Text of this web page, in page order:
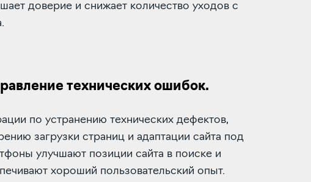
доверие и снижает количество уходов с
технических ошибок.
по устранению технических дефектов,
загрузки страниц и адаптации сайта под
улучшают позиции сайта в поиске и
хороший пользовательский опыт.